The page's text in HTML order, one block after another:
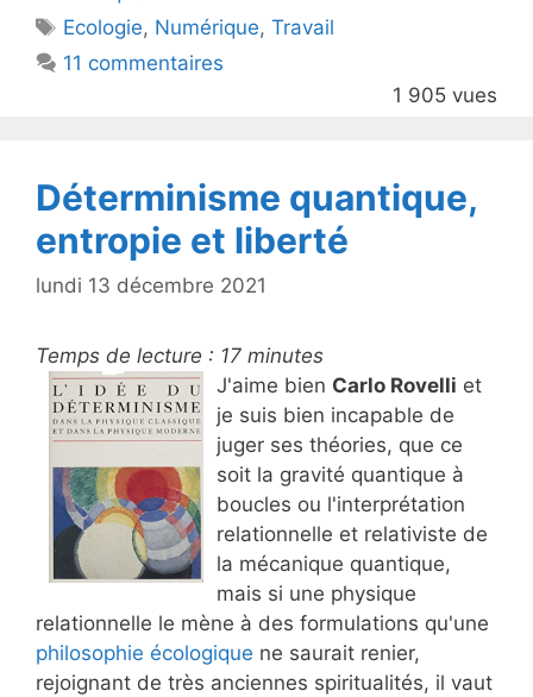
b
o
Étiquettes
Ecologie, Numérique,Travail
11 commentaires
1 905 vues
Déterminisme quantique,
entropie et liberté
lundi 13 décembre 2021
Temps de lecture : 17 minutes
J'aime bien Carlo Rovelli et
je suis bien incapable de
juger ses théories, que ce
soit la gravité quantique à
boucles ou l'interprétation
relationnelle et relativiste de
la mécanique quantique,
mais si une physique
relationnelle le mène à des formulations qu'une
philosophie écologique ne saurait renier,
rejoignant de très anciennes spiritualités, il vaut